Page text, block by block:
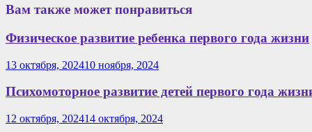
Вам также может понравиться
Физическое развитие ребенка первого года жизни
13 октября, 202410 ноября, 2024
Психомоторное развитие детей первого года
12 октября, 202414 октября, 2024